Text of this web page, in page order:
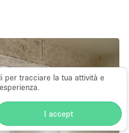
per tracciare la tua attività e
I accept